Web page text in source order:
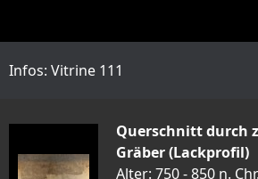
Infos: Vitrine 111
Querschnitt durch
Gräber (Lackprofil)
Alter: 750 - 850 n. Chr.